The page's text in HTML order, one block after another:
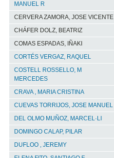
MANUEL R
CERVERA ZAMORA, JOSE VICENTE
CHÁFER DOLZ, BEATRIZ
COMAS ESPADAS, IÑAKI
CORTÉS VERGAZ, RAQUEL
COSTELL ROSSELLO, M
MERCEDES
CRAVA , MARIA CRISTINA
CUEVAS TORRIJOS, JOSE MANUEL
DEL OLMO MUÑOZ, MARCEL·LI
DOMINGO CALAP, PILAR
DUFLOO , JEREMY